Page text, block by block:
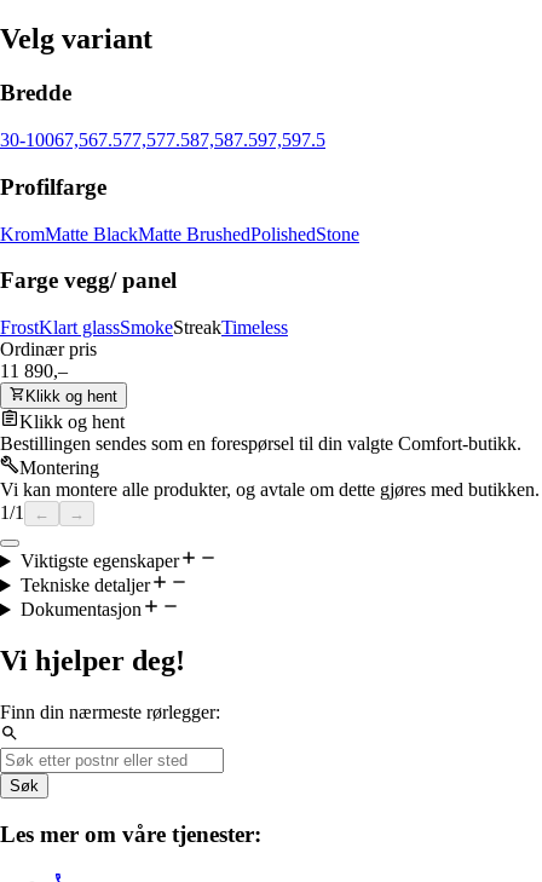
Velg variant
Bredde
30-10067,567.577,577.587,587.597,597.5
Profilfarge
KromMatte BlackMatte BrushedPolishedStone
Farge vegg/ panel
FrostKlart glassSmokeStreakTimeless
Ordinær pris
11 890,–
Klikk og hent
Klikk og hent
Bestillingen sendes som en forespørsel til din valgte Comfort-butikk.
Montering
Vi kan montere alle produkter, og avtale om dette gjøres med butikken.
1/1 ← →
Viktigste egenskaper
Tekniske detaljer
Dokumentasjon
Vi hjelper deg!
Finn din nærmeste rørlegger:
Søk
Les mer om våre tjenester: